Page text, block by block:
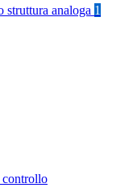
analoga 1
controllo